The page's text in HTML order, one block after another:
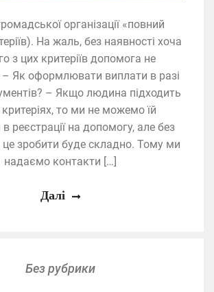
організації «повний
На жаль, без наявності хоча
з цих критеріїв допомога не
– Як оформлювати виплати в разі
– Якщо людина підходить
критеріях, то ми не можемо їй
реєстрації на допомогу, але без
це зробити буде складно. Тому ми
надаємо контакти […]
Далі
Без рубрики